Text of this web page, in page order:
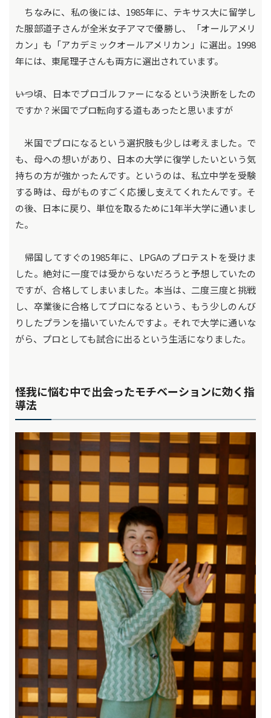
ちなみに、私の後には、1985年に、テキサス大に留学し
た服部道子さんが全米女子アマで優勝し、「オールアメリ
カン」も「アカデミックオールアメリカン」に選出。1998
年には、東尾理子さんも両方に選出されています。
――いつ頃、日本でプロゴルファーになるという決断をしたの
ですか？米国でプロ転向する道もあったと思いますが
米国でプロになるという選択肢も少しは考えました。で
も、母への想いがあり、日本の大学に復学したいという気
持ちの方が強かったんです。というのは、私立中学を受験
する時は、母がものすごく応援し支えてくれたんです。そ
の後、日本に戻り、単位を取るために1年半大学に通いまし
た。
帰国してすぐの1985年に、LPGAのプロテストを受けま
した。絶対に一度では受からないだろうと予想していたの
ですが、合格してしまいました。本当は、二度三度と挑戦
し、卒業後に合格してプロになるという、もう少しのんび
りしたプランを描いていたんですよ。それで大学に通いな
がら、プロとしても試合に出るという生活になりました。
怪我に悩む中で出会ったモチベーションに効く指
導法